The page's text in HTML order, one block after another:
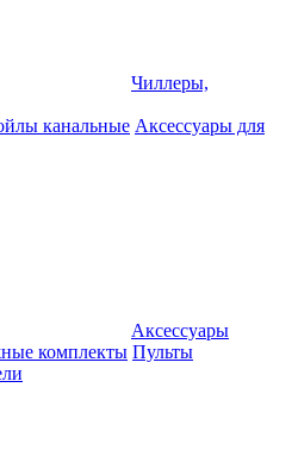
Чиллеры,
канальные Аксессуары для
Аксессуары
комплекты Пульты